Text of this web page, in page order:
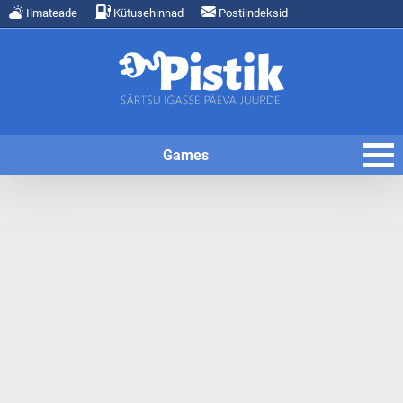
Ilmateade Kütusehinnad Postiindeksid
Games